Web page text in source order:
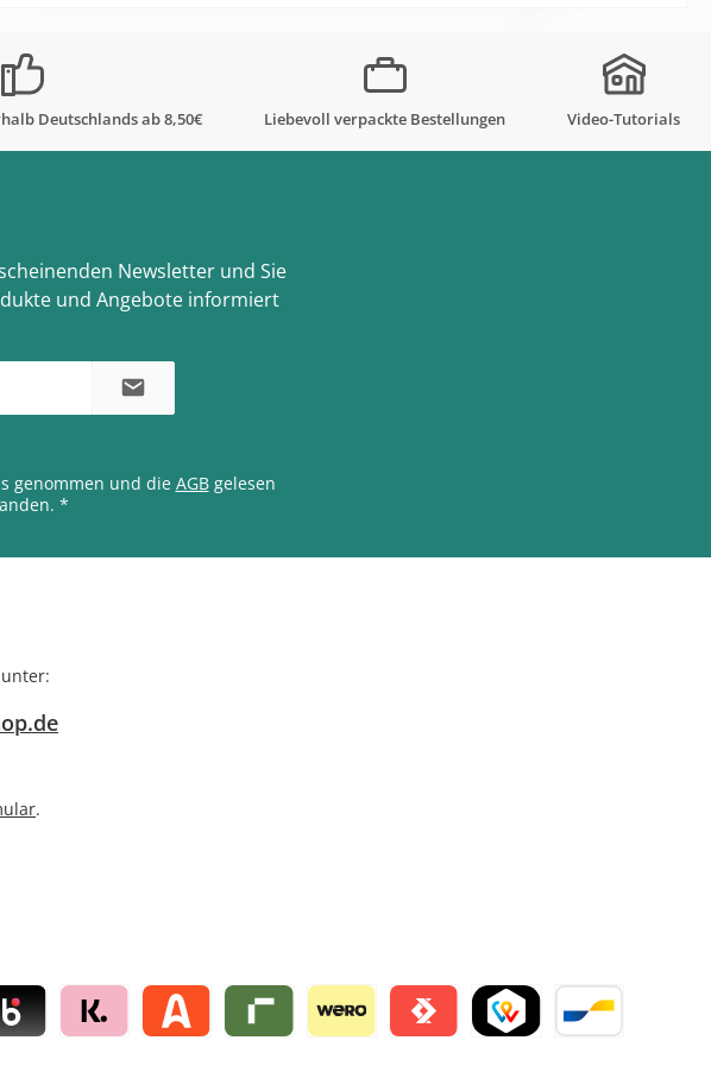
Deutschlands ab 8,50€ Liebevoll verpackte Bestellungen Video-Tutorials
Newsletter und Sie
und Angebote informiert
genommen und die AGBgelesen
*
.